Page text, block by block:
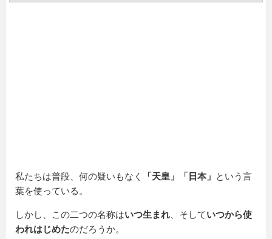
私たちは普段、何の疑いもなく 「天皇」「日本」
という言
葉を使っている。
しかし、この二つの名称はいつ生まれ 、そしていつから使
われはじめたのだろうか。